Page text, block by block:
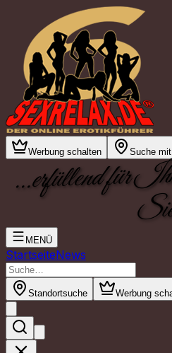
Werbung schalten Suche
...erfüllend für
MENÜ
StartseiteNews
Standortsuche Werbung